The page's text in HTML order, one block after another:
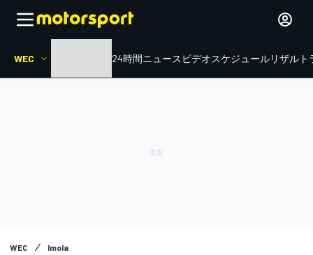
WEC ル・マン24時間ニュース ビデオスケジュールリザルト
WEC Imola